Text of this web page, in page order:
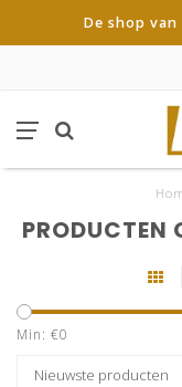
De shop
PRODUCTEN
Min: €0